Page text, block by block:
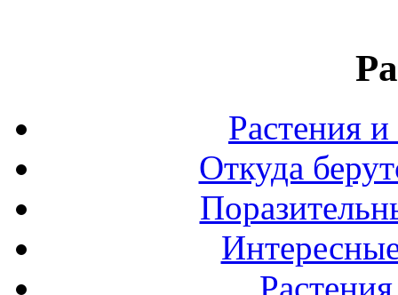
Растения
Откуда